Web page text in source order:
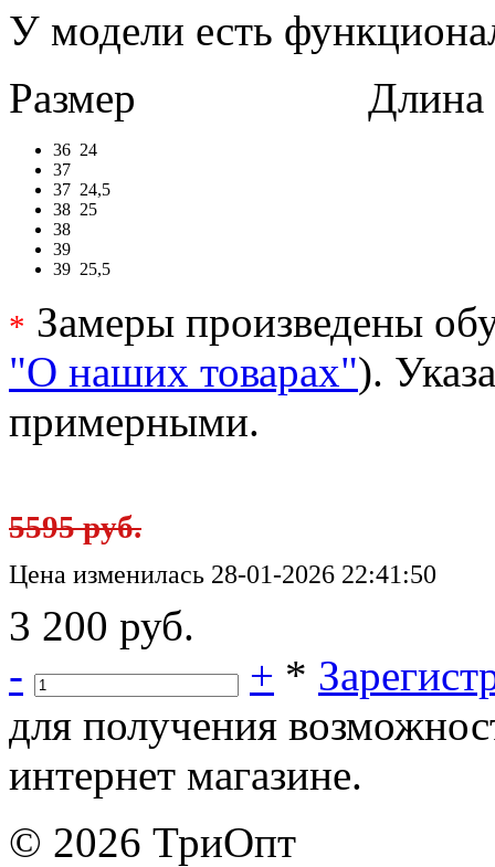
У модели есть
Размер
Длина в
36 24
37
37 24,5
38 25
38
39
39 25,5
* Замеры произведены
"О наших товарах").
примерными.
5595 руб.
Цена изменилась 28-01-2026 22:41:50
3 200 руб.
-
+ *
для получения
интернет магазине.
© 2026 ТриОпт